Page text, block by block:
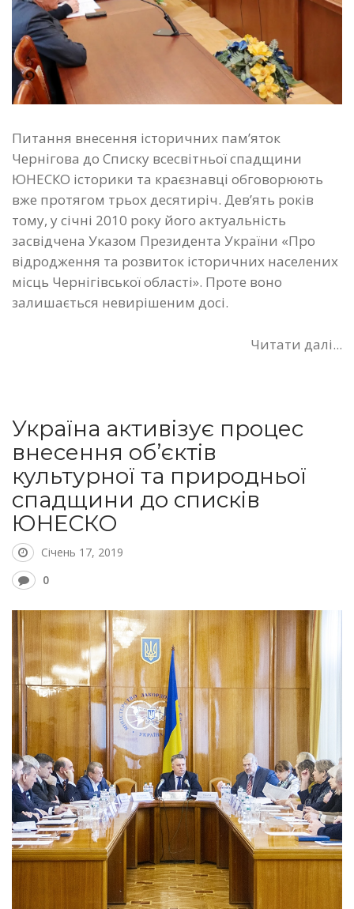
Питання внесення історичних пам’яток
Чернігова до Списку всесвітньої спадщини
ЮНЕСКО історики та краєзнавці обговорюють
вже протягом трьох десятиріч. Дев’ять років
тому, у січні 2010 року його актуальність
засвідчена Указом Президента України «Про
відродження та розвиток історичних населених
місць Чернігівської області». Проте воно
залишається невирішеним досі.
Читати далі...
Україна активізує процес
внесення об’єктів
культурної та природньої
спадщини до списків
ЮНЕСКО
Січень 17, 2019
0